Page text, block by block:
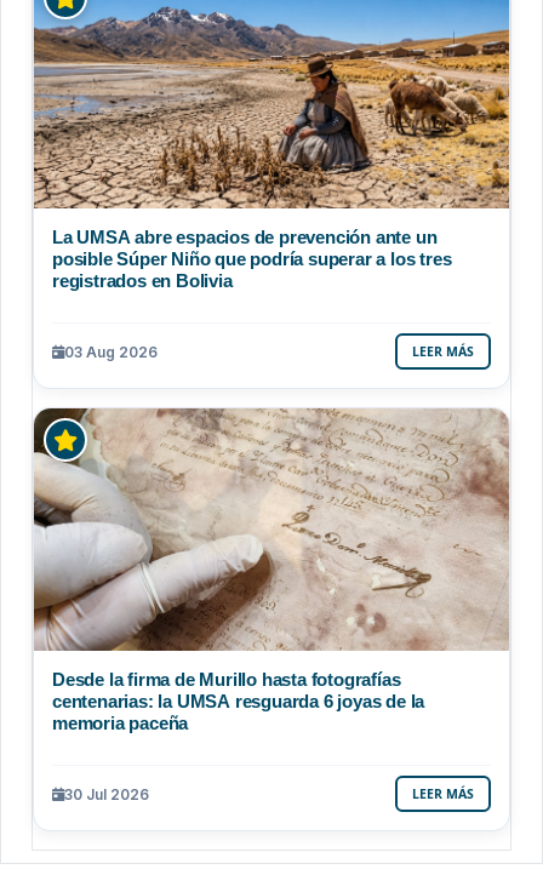
La UMSA abre espacios de prevención ante un
posible Súper Niño que podría superar a los tres
registrados en Bolivia
03 Aug 2026 LEER MÁS
Desde la firma de Murillo hasta fotografías
centenarias: la UMSA resguarda 6 joyas de la
memoria paceña
30 Jul 2026 LEER MÁS